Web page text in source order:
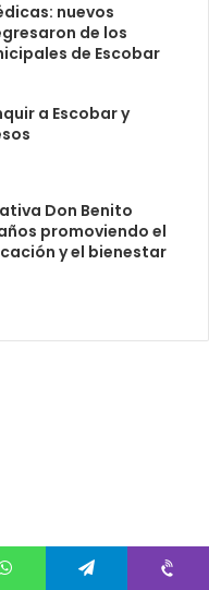
nuevos
de los
de Escobar
a Escobar y
Don Benito
promoviendo el
y el bienestar